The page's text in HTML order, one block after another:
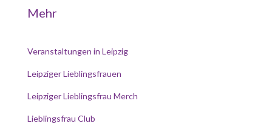
Mehr
Veranstaltungen in Leipzig
Leipziger Lieblingsfrauen
Leipziger Lieblingsfrau Merch
Lieblingsfrau Club